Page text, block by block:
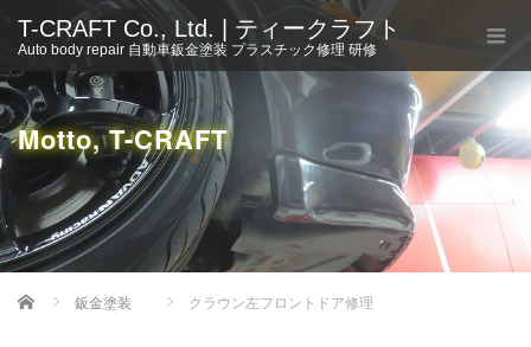
T-CRAFT Co., Ltd. | ティークラフト
Auto body repair 自動車鈑金塗装 プラスチック修理 研修
Motto, T-CRAFT
Home 鈑金塗装 クラウン左フロントドア修理